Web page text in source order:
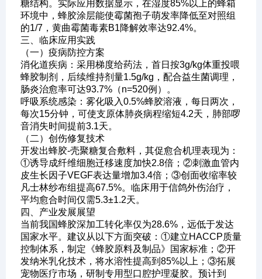
糖结构。实际应用数据显示，在湿度85%以上的蜂箱
环境中，蜂胶涂层能使霉菌孢子萌发率降低至对照组
的1/7，黄曲霉菌毒素B1降解效率达92.4%。
三、临床应用实践
（一）疫病防控方案
消化道疾病：采用梯度给药法，首日按3g/kg体重投喂
蜂胶制剂，后续维持剂量1.5g/kg，配合益生菌调理，
肠炎治愈率可达93.7%（n=520例）。
呼吸系统感染：雾化吸入0.5%蜂胶溶液，每日两次，
每次15分钟，可使支原体肺炎病程缩短4.2天，肺部啰
音消失时间提前3.1天。
（二）创伤修复技术
开发出蜂胶-壳聚糖复合敷料，其促愈合机理表现为：
①诱导成纤维细胞迁移速度加快2.8倍；②刺激血管内
皮生长因子VEGF表达量增加3.4倍；③创面收缩率较
凡士林纱布组提高67.5%。临床用于信鸽外伤治疗，
平均愈合时间仅需5.3±1.2天。
四、产业发展展望
当前我国蜂胶深加工转化率仅为28.6%，远低于发达
国家水平。建议从以下方面突破：①建立HACCP质量
控制体系，制定《蜂胶原料及制品》国家标准；②开
发纳米乳化技术，将水溶性提高到85%以上；③拓展
宠物医疗市场，研制专用型口腔护理凝胶。预计到